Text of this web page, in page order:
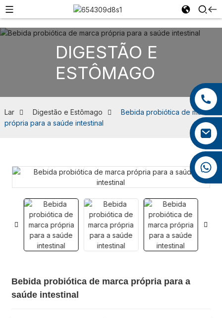
+86 13959222339
+86 0592 5599526
DIGESTÃO E
ESTÔMAGO
Lar Digestão e Estômago
Bebida probiótica de marca
própria para a saúde intestinal
Bebida probiótica de marca própria para a
saúde intestinal